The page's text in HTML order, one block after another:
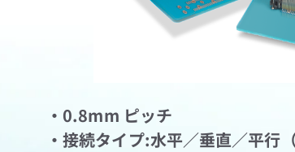
・0.8mm ピッチ
・接続タイプ:水平／垂直／平行